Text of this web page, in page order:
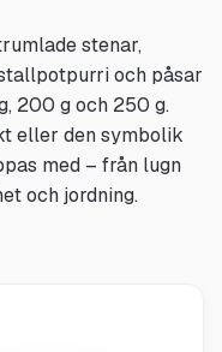
stenar,
och påsar
200 g och 250 g.
eller den symbolik
med – från lugn
och jordning.